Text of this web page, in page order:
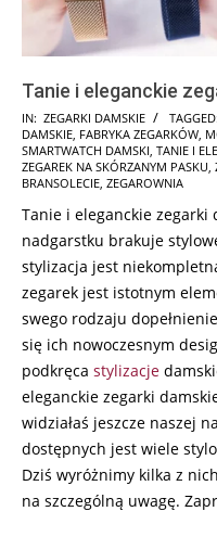
Tanie i eleganckie
2025-
01-
15
IN: ZEGARKI DAMSKIE TAGGED:
DAMSKIE FABRYKA ZEGARKÓW
SMARTWATCH DAMSKI TANIE I
ZEGAREK NA SKÓRZANYM PASKU
BRANSOLECIE ZEGAROWNIA
Tanie i eleganckie zegarki
nadgarstku brakuje
stylizacja jest
zegarek jest istotnym
swego rodzaju
się ich nowoczesnym
podkręca stylizacje
eleganckie zegarki
widziałaś jeszcze naszej
dostępnych jest wiele
Dziś wyróżnimy kilka z
na szczególną uwagę.